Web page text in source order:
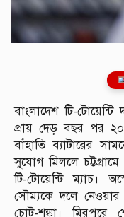
বাংলাদেশ টি-
প্রায় দেড় বছর পর
বাঁহাতি ব্যাটারের
সুযোগ মিললে
টি-টোয়েন্টি ম্যাচ।
সৌম্যকে দলে নেওয়ার
চোট-শঙ্কা। মিরপুরে